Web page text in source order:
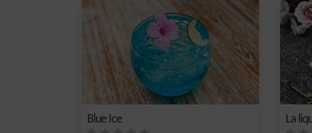
Blue Ice La